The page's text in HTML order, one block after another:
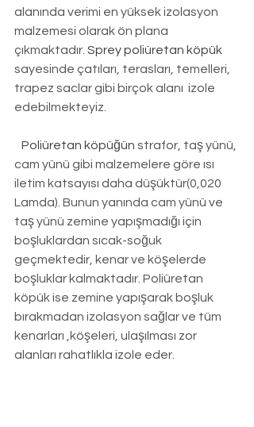
alanında verimi en yüksek izolasyon
malzemesi olarak ön plana
çıkmaktadır. Sprey poliüretan köpük
sayesinde çatıları, terasları, temelleri,
trapez saclar gibi birçok alanı  izole
edebilmekteyiz.
Poliüretan köpüğün strafor, taş yünü,
cam yünü gibi malzemelere göre ısı
iletim katsayısı daha düşüktür(0,020
Lamda). Bunun yanında cam yünü ve
taş yünü zemine yapışmadığı için
boşluklardan sıcak-soğuk
geçmektedir, kenar ve köşelerde
boşluklar kalmaktadır. Poliüretan
köpük ise zemine yapışarak boşluk
bırakmadan izolasyon sağlar ve tüm
kenarları ,köşeleri, ulaşılması zor
alanları rahatlıkla izole eder.